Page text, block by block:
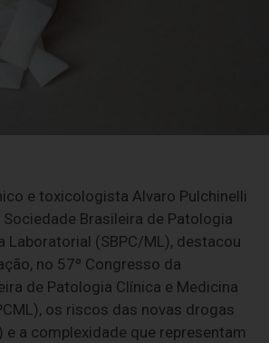
e toxicologista Alvaro Pulchinelli
Brasileira de Patologia
Laboratorial (SBPC/ML), destacou
no 57º Congresso da
de Patologia Clínica e Medicina
os riscos das novas drogas
e a complexidade que representam